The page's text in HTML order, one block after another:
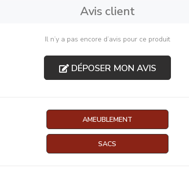
Avis client
Il n’y a pas encore d’avis pour ce produit
DÉPOSER MON AVIS
AMEUBLEMENT
SACS